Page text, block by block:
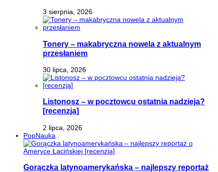
3 sierpnia, 2026
Tonery – makabryczna nowela z aktualnym
przesłaniem
30 lipca, 2026
Listonosz – w pocztowcu ostatnia nadzieja?
[recenzja]
2 lipca, 2026
PopNauka
Gorączka latynoamerykańska – najlepszy reportaż